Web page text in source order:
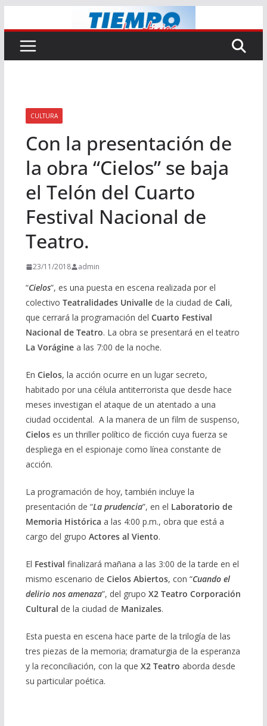
al
contenido
CULTURA
Con la presentación de
la obra “Cielos” se baja
el Telón del Cuarto
Festival Nacional de
Teatro.
23/11/2018 admin
“Cielos”, es una puesta en escena realizada por el
colectivo Teatralidades Univallede la ciudad de Cali,
que cerrará la programación del Cuarto Festival
Nacional de Teatro. La obra se presentará en el teatro
La Voráginea las 7:00 de la noche.
En Cielos, la acción ocurre en un lugar secreto,
habitado por una célula antiterrorista que desde hace
meses investigan el ataque de un atentado a una
ciudad occidental. A la manera de un film de suspenso,
Cieloses un thriller político de ficción cuya fuerza se
despliega en el espionaje como línea constante de
acción.
La programación de hoy, también incluye la
presentación de “La prudencia”, en el Laboratorio de
Memoria Histórica a las 4:00 p.m., obra que está a
cargo del grupo Actores al Viento.
El Festival finalizará mañana a las 3:00 de la tarde en el
mismo escenario de Cielos Abiertos, con “Cuando el
delirio nos amenaza”, del grupo X2 Teatro Corporación
Cultural de la ciudad de Manizales.
Esta puesta en escena hace parte de la trilogía de las
tres piezas de la memoria; dramaturgia de la esperanza
y la reconciliación, con la que X2 Teatro aborda desde
su particular poética.